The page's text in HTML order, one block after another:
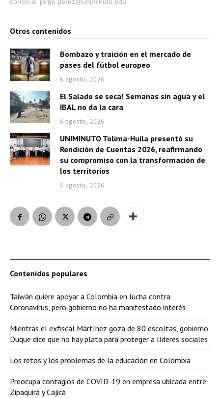
correo a: jorge.perez@uniminuto.edu
Otros contenidos
Bombazo y traición en el mercado de
pases del fútbol europeo
6 agosto, 2026
El Salado se seca! Semanas sin agua y el
IBAL no da la cara
6 agosto, 2026
UNIMINUTO Tolima-Huila presentó su
Rendición de Cuentas 2026, reafirmando
su compromiso con la transformación de
los territorios
5 agosto, 2026
Contenidos populares
Taiwán quiere apoyar a Colombia en lucha contra
Coronavirus, pero gobierno no ha manifestado interés
Mientras el exfiscal Martínez goza de 80 escoltas, gobierno
Duque dice que no hay plata para proteger a líderes sociales
Los retos y los problemas de la educación en Colombia
Preocupa contagios de COVID-19 en empresa ubicada entre
Zipaquirá y Cajicá